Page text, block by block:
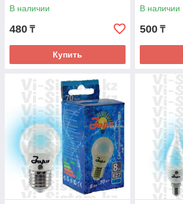
В наличии
480 ₸
Купить
В наличии
500 ₸